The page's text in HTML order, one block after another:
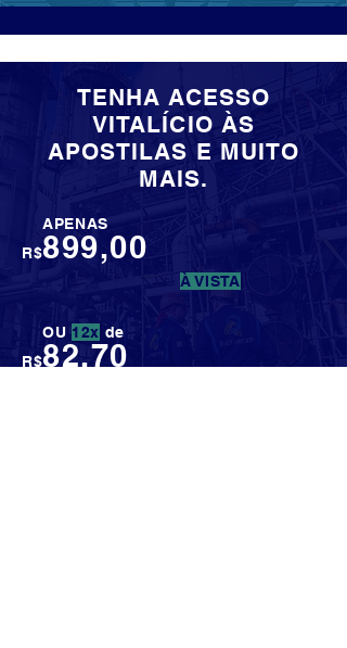
TENHA ACESSO
VITALÍCIO ÀS
APOSTILAS E MUITO
MAIS.
APENAS
R$899,00
À VISTA
OU 12x de
R$82,70